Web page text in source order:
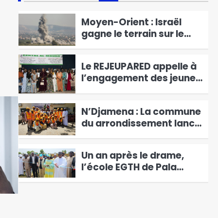
4
Moyen-Orient : Israël
gagne le terrain sur le
Liban
5
Le REJEUPARED appelle à
l’engagement des jeunes
6
N’Djamena : La commune
du arrondissement lance
le programme « Les
commune du 3e
arrondissement »
1
Un an après le drame,
l’école EGTH de Pala
renaît et rouvre ses